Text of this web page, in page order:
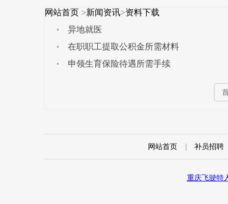
网站首页 >新闻资讯>资料下载
异地就医
在职职工提取公积金所需材料
申领生育保险待遇所需手续
网站首页 补员招聘
重庆飞驶特